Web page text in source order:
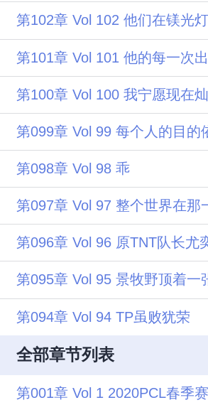
第100章 Vol 100 我宁愿现在
第098章 Vol 98 乖
第096章 Vol 96 原TNT队长尤
第094章 Vol 94 TP虽败犹荣
全部章节列表
第001章 Vol 1 2020PCL春季